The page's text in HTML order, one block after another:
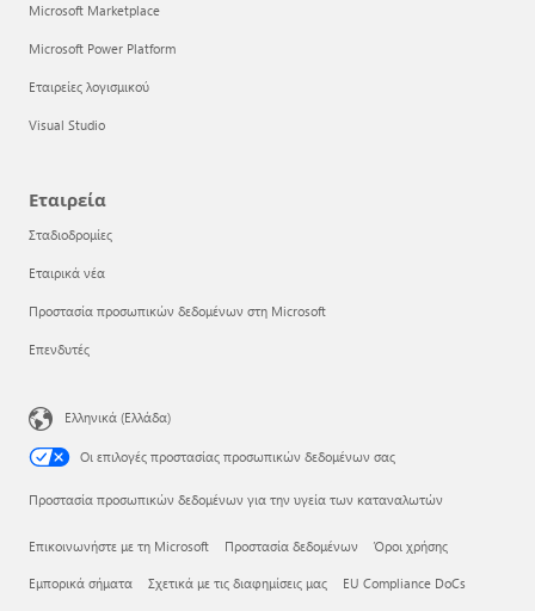
Microsoft Marketplace
Microsoft Power Platform
Εταιρείες λογισμικού
Visual Studio
Εταιρεία
Σταδιοδρομίες
Εταιρικά νέα
Προστασία προσωπικών δεδομένων στη Microsoft
Επενδυτές
Ελληνικά (Ελλάδα)
Οι επιλογές προστασίας προσωπικών δεδομένων σας
Προστασία προσωπικών δεδομένων για την υγεία των καταναλωτών
Επικοινωνήστε με τη Microsoft Προστασία δεδομένων Όροι χρήσης
Εμπορικά σήματα Σχετικά με τις διαφημίσεις μας EU Compliance DoCs